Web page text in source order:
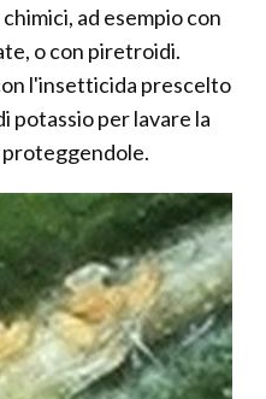
ad esempio con
o con piretroidi.
l'insetticida prescelto
potassio per lavare la